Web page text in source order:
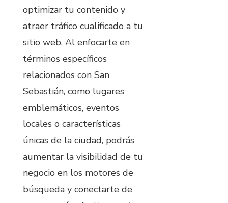
optimizar tu contenido y
atraer tráfico cualificado a tu
sitio web. Al enfocarte en
términos específicos
relacionados con San
Sebastián, como lugares
emblemáticos, eventos
locales o características
únicas de la ciudad, podrás
aumentar la visibilidad de tu
negocio en los motores de
búsqueda y conectarte de